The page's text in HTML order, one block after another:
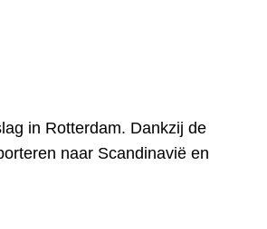
in Rotterdam. Dankzij de
naar Scandinavië en